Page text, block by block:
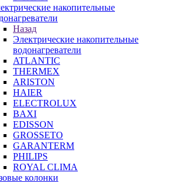
накопительные
Назад
Электрические накопительные
водонагреватели
ATLANTIC
THERMEX
ARISTON
HAIER
ELECTROLUX
BAXI
EDISSON
GROSSETO
GARANTERM
PHILIPS
ROYAL CLIMA
колонки